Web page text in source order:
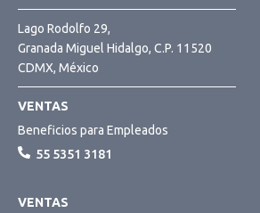
Lago Rodolfo 29,
Granada Miguel Hidalgo, C.P. 11520
CDMX, México
VENTAS
Beneficios para Empleados
55 5351 3181
VENTAS